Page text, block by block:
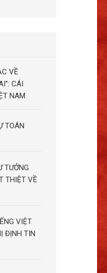
VỀ
CÁI
NAM
TOÁN
TƯỞNG
THIỆT VỀ
VIỆT
ĐỊNH TIN